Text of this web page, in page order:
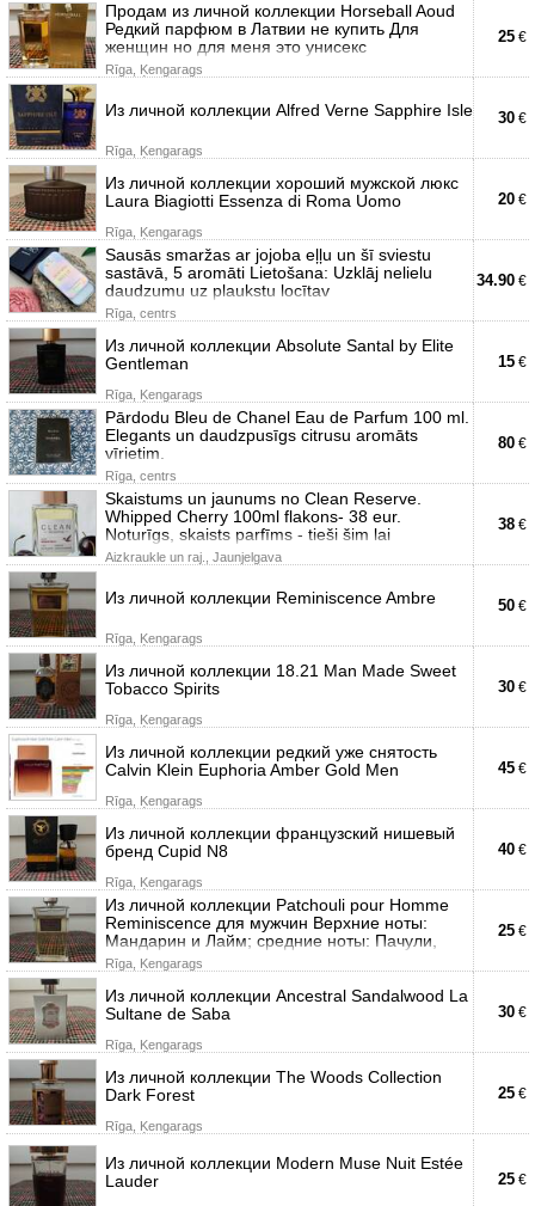
Продам из личной коллекции Horseball Aoud
Редкий парфюм в Латвии не купить Для
женщин но для меня это унисекс
Rīga, Ķengarags
25 €
Из личной коллекции Alfred Verne Sapphire Isle
Rīga, Ķengarags
30 €
Из личной коллекции хороший мужской люкс
Laura Biagiotti Essenza di Roma Uomo
Rīga, Ķengarags
20 €
Sausās smaržas ar jojoba eļļu un šī sviestu
sastāvā, 5 aromāti Lietošana: Uzklāj nelielu
daudzumu uz plaukstu locītav
Rīga, centrs
34.90 €
Из личной коллекции Absolute Santal by Elite
Gentleman
Rīga, Ķengarags
15 €
Pārdodu Bleu de Chanel Eau de Parfum 100 ml.
Elegants un daudzpusīgs citrusu aromāts
vīrietim.
Rīga, centrs
80 €
Skaistums un jaunums no Clean Reserve.
Whipped Cherry 100ml flakons- 38 eur.
Noturīgs, skaists parfīms - tieši šim lai
Aizkraukle un raj., Jaunjelgava
38 €
Из личной коллекции Reminiscence Ambre
Rīga, Ķengarags
50 €
Из личной коллекции 18.21 Man Made Sweet
Tobacco Spirits
Rīga, Ķengarags
30 €
Из личной коллекции редкий уже снятость
Calvin Klein Euphoria Amber Gold Men
Rīga, Ķengarags
45 €
Из личной коллекции французский нишевый
бренд Cupid N8
Rīga, Ķengarags
40 €
Из личной коллекции Patchouli pour Homme
Reminiscence для мужчин Верхние ноты:
Мандарин и Лайм; средние ноты: Пачули,
Rīga, Ķengarags
25 €
Из личной коллекции Ancestral Sandalwood La
Sultane de Saba
Rīga, Ķengarags
30 €
Из личной коллекции The Woods Collection
Dark Forest
Rīga, Ķengarags
25 €
Из личной коллекции Modern Muse Nuit Estée
Lauder
25 €